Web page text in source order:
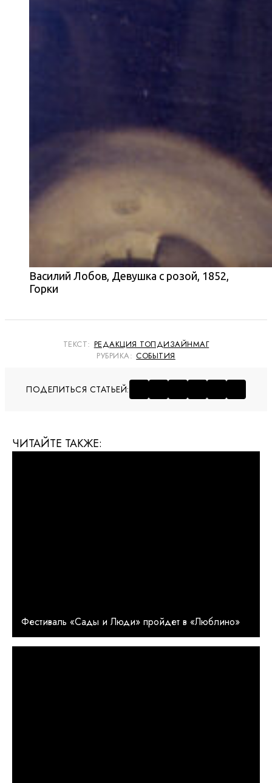
Василий Лобов, Девушка с розой, 1852,
Горки
ТЕКСТ: РЕДАКЦИЯ ТОПДИЗАЙНМАГ
РУБРИКА: СОБЫТИЯ
ПОДЕЛИТЬСЯ СТАТЬЕЙ:
ЧИТАЙТЕ ТАКЖЕ:
Фестиваль «Сады и Люди» пройдет в «Люблино»